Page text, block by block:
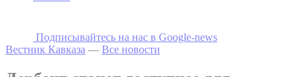
Подписывайтесь на наc в Google-news
Вестник Кавказа — Все новости